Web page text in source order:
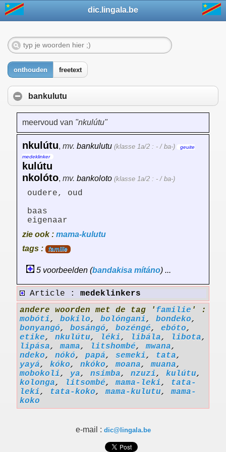
dic.lingala.be
onthouden freetext
bankulutu
meervoud van "nkulútu"
nkulútu, mv. bankulutu (klasse 1a/2 : - / ba-)
geuite
medeklinker
kulútu
nkolóto, mv. bankoloto (klasse 1a/2 : - / ba-)
oudere, oud
baas
eigenaar
zie ook : mama-kulutu
tags :
familie
5 voorbeelden (bandakisa mítáno) ...
Article : medeklinkers
andere woorden met de tag ' familie ' :
mobóti, bokilo, bolóngani, bondeko,
bonyangó, bosángó, bozéngé, ebóto,
etike, nkulútu, léki, libála, libota,
lipása,mama, litshombé,mwana,
ndeko, nókó, papá, semeki, tata,
yayá, kóko, nkóko,moana,muana,
mobokoli, ya, nsimba, nzuzi, kulútu,
kolonga, litsombé,mama-leki,
tata-
leki, tata-koko,mama-kulutu,mama-
koko
e-mail : dic@lingala.be